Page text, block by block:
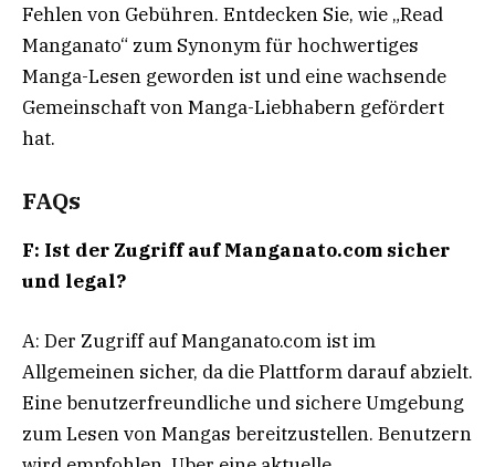
Fehlen von Gebühren. Entdecken Sie, wie „Read
Manganato“ zum Synonym für hochwertiges
Manga-Lesen geworden ist und eine wachsende
Gemeinschaft von Manga-Liebhabern gefördert
hat.
FAQs
F: Ist der Zugriff auf Manganato.com sicher
und legal?
A: Der Zugriff auf Manganato.com ist im
Allgemeinen sicher, da die Plattform darauf abzielt.
Eine benutzerfreundliche und sichere Umgebung
zum Lesen von Mangas bereitzustellen. Benutzern